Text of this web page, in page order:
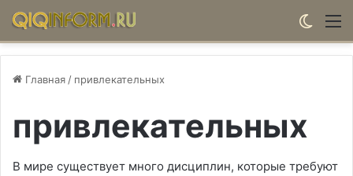
Главная / привлекательных
привлекательных
В мире существует много дисциплин, которые требуют